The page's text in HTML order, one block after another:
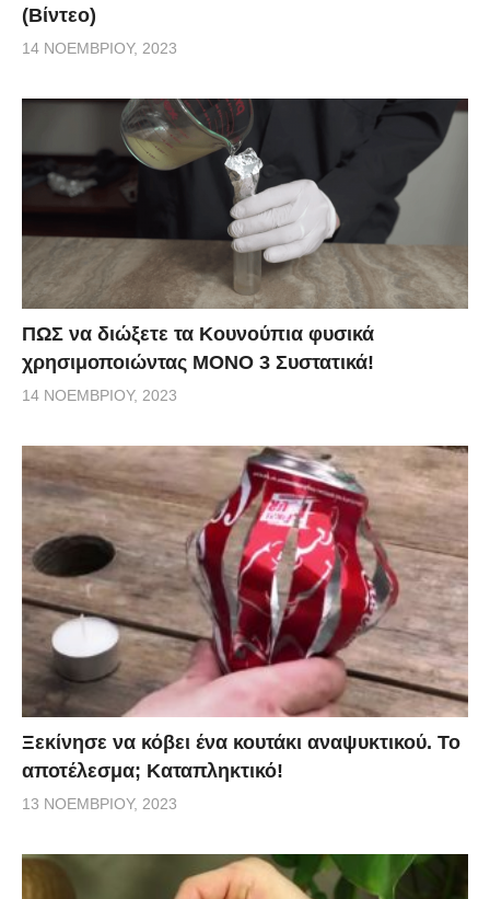
(Βίντεο)
14 ΝΟΕΜΒΡΊΟΥ, 2023
ΠΩΣ να διώξετε τα Κουνούπια φυσικά
χρησιμοποιώντας ΜΟΝΟ 3 Συστατικά!
14 ΝΟΕΜΒΡΊΟΥ, 2023
Ξεκίνησε να κόβει ένα κουτάκι αναψυκτικού. Το
αποτέλεσμα; Καταπληκτικό!
13 ΝΟΕΜΒΡΊΟΥ, 2023